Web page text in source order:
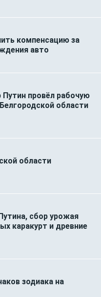
компенсацию за
авто
провёл рабочую
области
области
сбор урожая
каракурт и древние
зодиака на